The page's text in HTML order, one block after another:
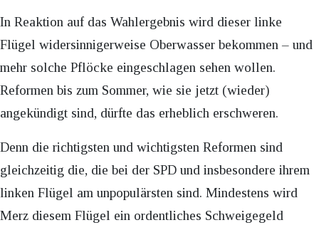
In Reaktion auf das Wahlergebnis wird dieser linke
Flügel widersinnigerweise Oberwasser bekommen – und
mehr solche Pflöcke eingeschlagen sehen wollen.
Reformen bis zum Sommer, wie sie jetzt (wieder)
angekündigt sind, dürfte das erheblich erschweren.
Denn die richtigsten und wichtigsten Reformen sind
gleichzeitig die, die bei der SPD und insbesondere ihrem
linken Flügel am unpopulärsten sind. Mindestens wird
Merz diesem Flügel ein ordentliches Schweigegeld